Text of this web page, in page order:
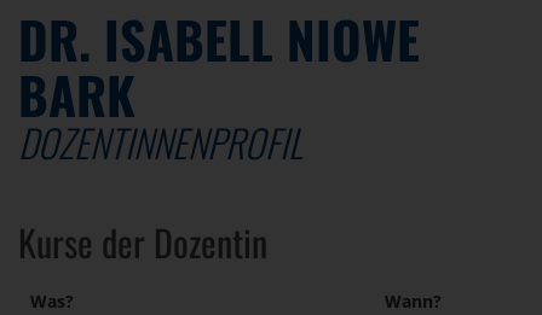
DR. ISABELL NIOWE
BARK
DOZENTINNENPROFIL
Kurse der Dozentin
Was? Wann?